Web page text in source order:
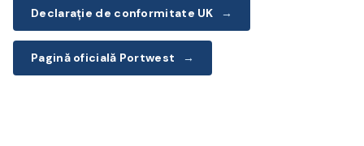
Declarație de conformitate UK →
Pagină oficială Portwest →